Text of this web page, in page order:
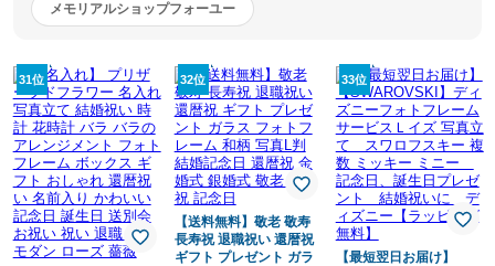
メモリアルショップフォーユー
31位 32位
【送料無料】敬老 敬寿
長寿祝 退職祝い 還暦祝
ギフト プレゼント ガラ
33位
【最短翌日お届け】